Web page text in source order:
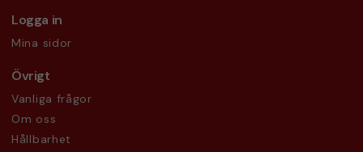
Logga in
Mina sidor
Övrigt
Vanliga frågor
Om oss
Hållbarhet